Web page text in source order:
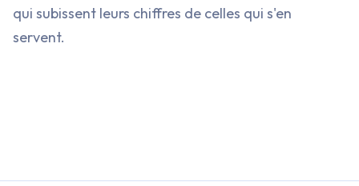
qui subissent leurs chiffres de celles qui s'en
servent.